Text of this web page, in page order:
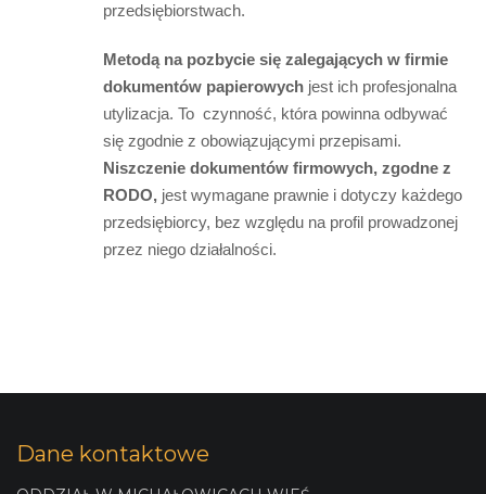
przedsiębiorstwach.
Metodą na pozbycie się zalegających w firmie
dokumentów papierowych jest ich profesjonalna
utylizacja. To czynność, która powinna odbywać
się zgodnie z obowiązującymi przepisami.
Niszczenie dokumentów firmowych, zgodne z
RODO, jest wymagane prawnie i dotyczy każdego
przedsiębiorcy, bez względu na profil prowadzonej
przez niego działalności.
Dane kontaktowe